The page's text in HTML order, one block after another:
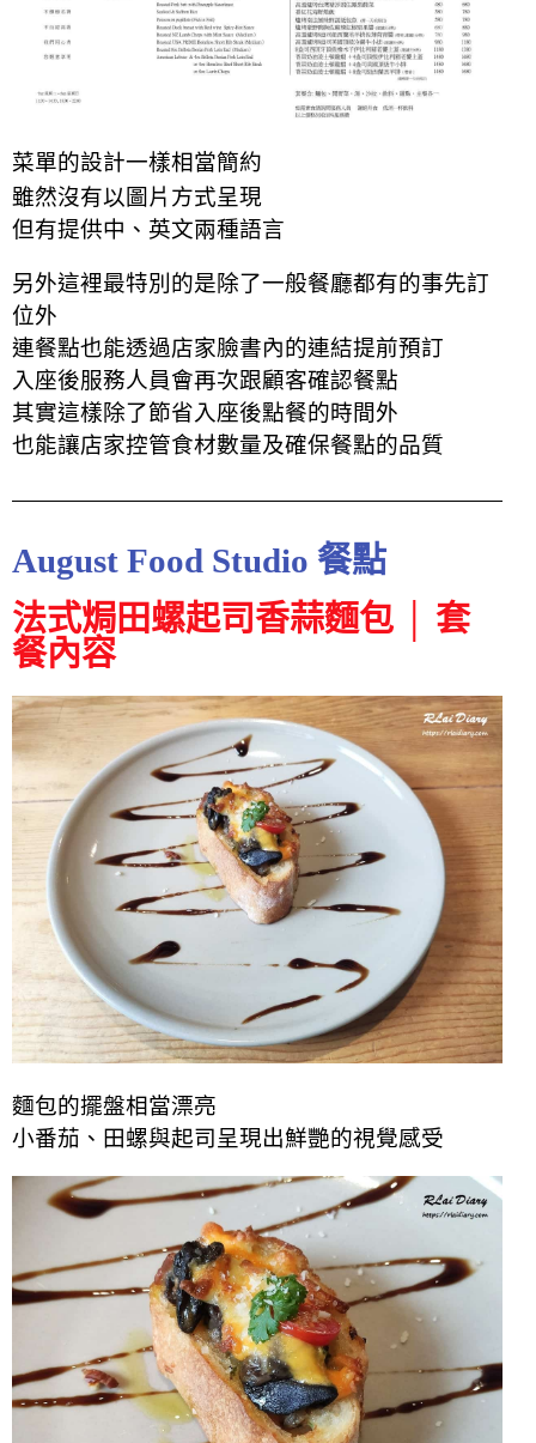
菜單的設計一樣相當簡約
雖然沒有以圖片方式呈現
但有提供中、英文兩種語言
另外這裡最特別的是除了一般餐廳都有的事先訂
位外
連餐點也能透過店家臉書內的連結提前預訂
入座後服務人員會再次跟顧客確認餐點
其實這樣除了節省入座後點餐的時間外
也能讓店家控管食材數量及確保餐點的品質
August Food Studio 餐點
法式焗田螺起司香蒜麵包 │ 套
餐內容
麵包的擺盤相當漂亮
小番茄、田螺與起司呈現出鮮艷的視覺感受